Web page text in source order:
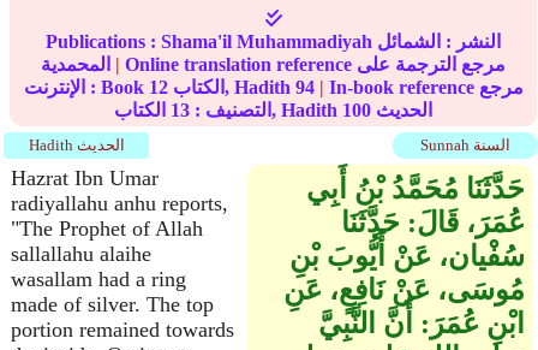
Publications : Shama'il Muhammadiyah النشر : الشمائل
المحمدية | Online translation reference مرجع الترجمة على
الإنترنت : Book 12 الكتاب, Hadith 94 | In-book reference مرجع
التصنيف : 13 الكتاب, Hadith 100 الحديث
Sunnah السنة Hadith الحديث
Hazrat Ibn Umar
radiyallahu anhu reports,
"The Prophet of Allah
sallallahu alaihe
wasallam had a ring
made of silver. The top
portion remained towards
حَدَّثَنَا مُحَمَّدُ بْنُ أَبِي
عُمَرَ، قَالَ‏:‏ حَدَّثَنَا
سُفْيان، عَنْ أَيُّوبَ بْنِ
مُوسَى، عَنْ نَافِعٍ، عَنِ
ابْنِ عُمَرَ‏:‏ أَنَّ النَّبِيَّ